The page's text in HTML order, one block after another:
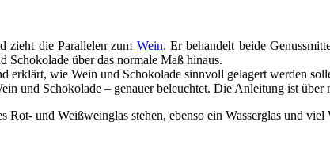
zieht die Parallelen zum Wein. Er behandelt beide
Schokolade über das normale Maß hinaus.
erklärt, wie Wein und Schokolade sinnvoll gelagert werden
und Schokolade – genauer beleuchtet. Die Anleitung ist
Rot- und Weißweinglas stehen, ebenso ein Wasserglas und